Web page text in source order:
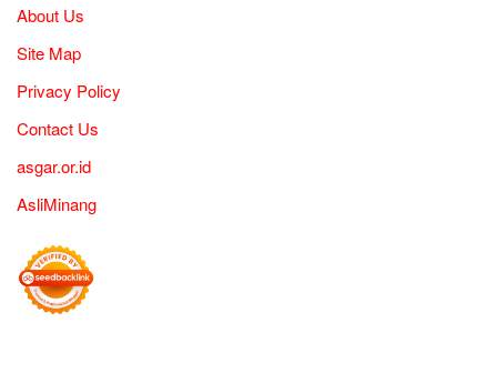
About Us
Site Map
Privacy Policy
Contact Us
asgar.or.id
AsliMinang